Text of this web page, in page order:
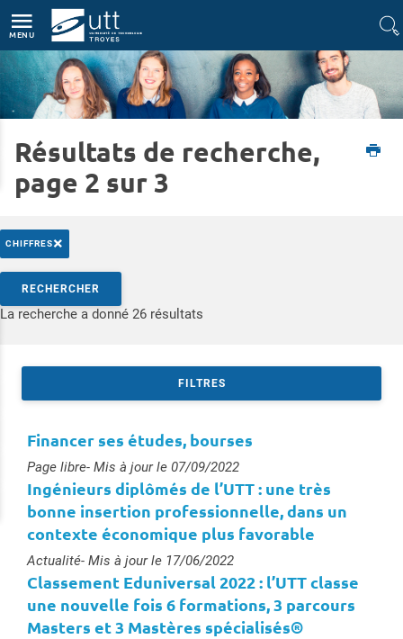
MENU
Accueil L'UTT L'UTT en bref
Résultats de recherche,
page 2 sur 3
CHIFFRES×
Rechercher par mots-clés
RECHERCHER
La recherche a donné 26 résultats
FILTRES
Financer ses études, bourses
Type :
Page libre- Mis à jour le 07/09/2022
Ingénieurs diplômés de l’UTT : une très
bonne insertion professionnelle, dans un
contexte économique plus favorable
Type :
Actualité- Mis à jour le 17/06/2022
Classement Eduniversal 2022 : l’UTT classe
une nouvelle fois 6 formations, 3 parcours
Masters et 3 Mastères spécialisés®